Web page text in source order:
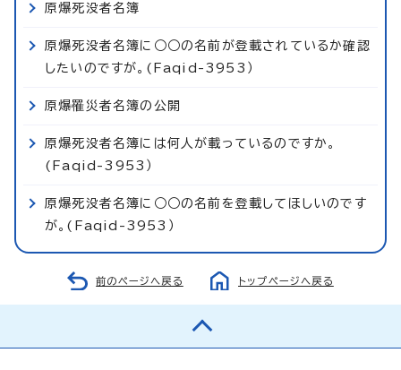
原爆死没者名簿
原爆死没者名簿に○○の名前が登載されているか確認
したいのですが。(Faqid-3953）
原爆罹災者名簿の公開
原爆死没者名簿には何人が載っているのですか。
(Faqid-3953）
原爆死没者名簿に○○の名前を登載してほしいのです
が。(Faqid-3953）
前のページへ戻る トップページへ戻る